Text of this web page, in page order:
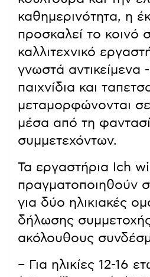
καθημερινότητα, η
προσκαλεί το κοινό
καλλιτεχνικό
γνωστά αντικείμενα
παιχνίδια και
μεταμορφώνονται σε
μέσα από τη
συμμετεχόντων.
Τα εργαστήρια Ich
πραγματοποιηθούν
για δύο ηλικιακές
δήλωσης
ακόλουθους
– Για ηλικίες 12-16